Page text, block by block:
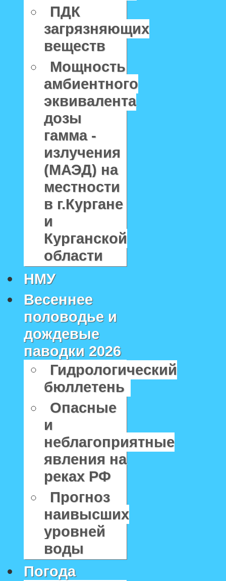
ПДК
загрязняющих
веществ
Мощность
амбиентного
эквивалента
дозы
гамма -
излучения
(МАЭД) на
местности
в г.Кургане
и
Курганской
области
НМУ
Весеннее
половодье и
дождевые
паводки 2026
Гидрологический
бюллетень
Опасные
и
неблагоприятные
явления на
реках РФ
Прогноз
наивысших
уровней
воды
Погода